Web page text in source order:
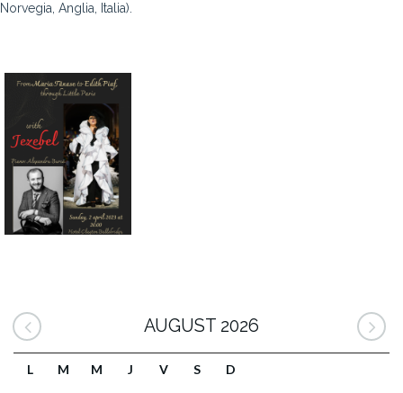
Norvegia, Anglia, Italia).
AUGUST 2026
L M M J V S D